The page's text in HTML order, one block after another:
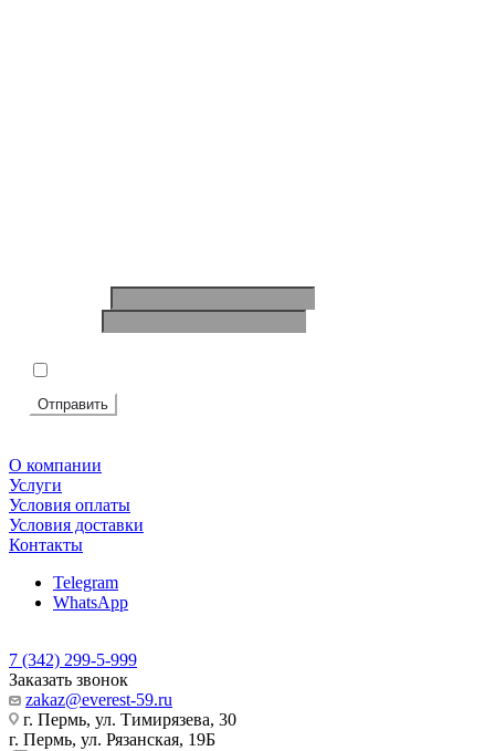
Отправить
О компании
Услуги
Условия оплаты
Условия доставки
Контакты
Telegram
WhatsApp
7 (342) 299-5-999
Заказать звонок
zakaz@everest-59.ru
г. Пермь, ул. Тимирязева, 30
г. Пермь, ул. Рязанская, 19Б